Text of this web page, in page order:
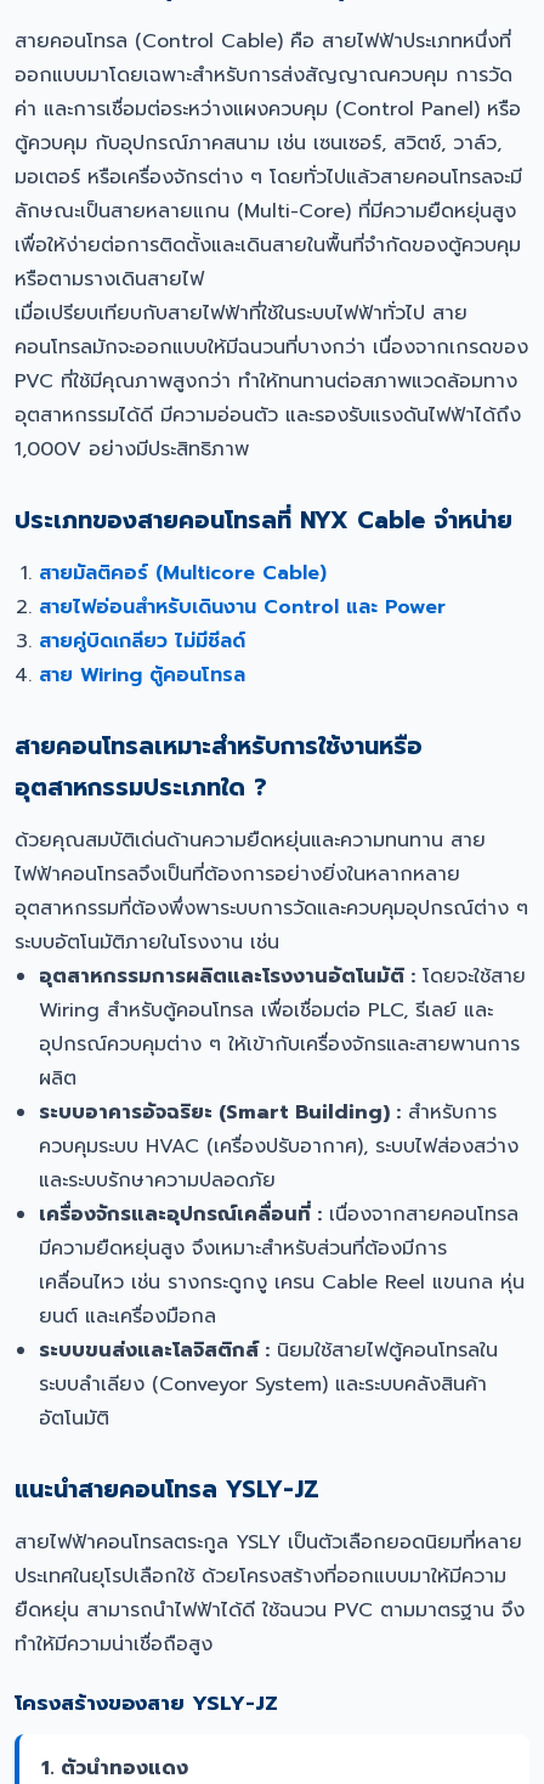
สายคอนโทรล (Control Cable) คือ สายไฟฟ้าประเภทหนึ่งที่
ออกแบบมาโดยเฉพาะสำหรับการส่งสัญญาณควบคุม การวัด
ค่า และการเชื่อมต่อระหว่างแผงควบคุม (Control Panel) หรือ
ตู้ควบคุม กับอุปกรณ์ภาคสนาม เช่น เซนเซอร์, สวิตช์, วาล์ว,
มอเตอร์ หรือเครื่องจักรต่าง ๆ โดยทั่วไปแล้วสายคอนโทรลจะมี
ลักษณะเป็นสายหลายแกน (Multi-Core) ที่มีความยืดหยุ่นสูง
เพื่อให้ง่ายต่อการติดตั้งและเดินสายในพื้นที่จำกัดของตู้ควบคุม
หรือตามรางเดินสายไฟ
เมื่อเปรียบเทียบกับสายไฟฟ้าที่ใช้ในระบบไฟฟ้าทั่วไป สาย
คอนโทรลมักจะออกแบบให้มีฉนวนที่บางกว่า เนื่องจากเกรดของ
PVC ที่ใช้มีคุณภาพสูงกว่า ทำให้ทนทานต่อสภาพแวดล้อมทาง
อุตสาหกรรมได้ดี มีความอ่อนตัว และรองรับแรงดันไฟฟ้าได้ถึง
1,000V อย่างมีประสิทธิภาพ
ประเภทของสายคอนโทรลที่ NYX Cable จำหน่าย
สายมัลติคอร์ (Multicore Cable)
สายไฟอ่อนสำหรับเดินงาน Control และ Power
สายคู่บิดเกลียว ไม่มีชีลด์
สาย Wiring ตู้คอนโทรล
สายคอนโทรลเหมาะสำหรับการใช้งานหรือ
อุตสาหกรรมประเภทใด ?
ด้วยคุณสมบัติเด่นด้านความยืดหยุ่นและความทนทาน สาย
ไฟฟ้าคอนโทรลจึงเป็นที่ต้องการอย่างยิ่งในหลากหลาย
อุตสาหกรรมที่ต้องพึ่งพาระบบการวัดและควบคุมอุปกรณ์ต่าง ๆ
ระบบอัตโนมัติภายในโรงงาน เช่น
อุตสาหกรรมการผลิตและโรงงานอัตโนมัติ : โดยจะใช้สาย
Wiring สำหรับตู้คอนโทรล เพื่อเชื่อมต่อ PLC, รีเลย์ และ
อุปกรณ์ควบคุมต่าง ๆ ให้เข้ากับเครื่องจักรและสายพานการ
ผลิต
ระบบอาคารอัจฉริยะ (Smart Building) : สำหรับการ
ควบคุมระบบ HVAC (เครื่องปรับอากาศ), ระบบไฟส่องสว่าง
และระบบรักษาความปลอดภัย
เครื่องจักรและอุปกรณ์เคลื่อนที่ : เนื่องจากสายคอนโทรล
มีความยืดหยุ่นสูง จึงเหมาะสำหรับส่วนที่ต้องมีการ
เคลื่อนไหว เช่น รางกระดูกงู เครน Cable Reel แขนกล หุ่น
ยนต์ และเครื่องมือกล
ระบบขนส่งและโลจิสติกส์ : นิยมใช้สายไฟตู้คอนโทรลใน
ระบบลำเลียง (Conveyor System) และระบบคลังสินค้า
อัตโนมัติ
แนะนำสายคอนโทรล YSLY-JZ
สายไฟฟ้าคอนโทรลตระกูล YSLY เป็นตัวเลือกยอดนิยมที่หลาย
ประเทศในยุโรปเลือกใช้ ด้วยโครงสร้างที่ออกแบบมาให้มีความ
ยืดหยุ่น สามารถนำไฟฟ้าได้ดี ใช้ฉนวน PVC ตามมาตรฐาน จึง
ทำให้มีความน่าเชื่อถือสูง
โครงสร้างของสาย YSLY-JZ
1. ตัวนำทองแดง